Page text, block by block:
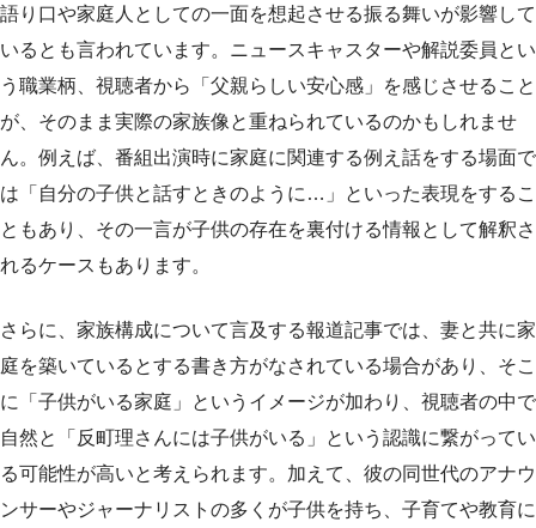
語り口や家庭人としての一面を想起させる振る舞いが影響して
いるとも言われています。ニュースキャスターや解説委員とい
う職業柄、視聴者から「父親らしい安心感」を感じさせること
が、そのまま実際の家族像と重ねられているのかもしれませ
ん。例えば、番組出演時に家庭に関連する例え話をする場面で
は「自分の子供と話すときのように…」といった表現をするこ
ともあり、その一言が子供の存在を裏付ける情報として解釈さ
れるケースもあります。
さらに、家族構成について言及する報道記事では、妻と共に家
庭を築いているとする書き方がなされている場合があり、そこ
に「子供がいる家庭」というイメージが加わり、視聴者の中で
自然と「反町理さんには子供がいる」という認識に繋がってい
る可能性が高いと考えられます。加えて、彼の同世代のアナウ
ンサーやジャーナリストの多くが子供を持ち、子育てや教育に